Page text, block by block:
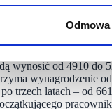
Odmowa
ALDI na rynku.
jednych z
wynosić od 4910 do
wynagrodzenie
trzech latach – od